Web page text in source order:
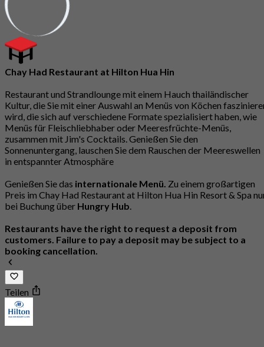
Chay Had Restaurant at Hilton Hua Hin
Restaurant und Strandlounge mit einem Hauch thailändischer
Kultur, die Sie mit einer Auswahl an Menüs von Köchen
wird, die sich auf verschiedene Formate spezialisiert haben, wie
Menüs für Fleischliebhaber oder Meeresfrüchte-Menüs,
zusammen mit Jim's Cocktails. Genießen Sie den
Sonnenuntergang, lauschen Sie dem Rauschen der Meereswellen
in entspannter Atmosphäre
Genießen Sie das internationale Menü. Zu einem großartigen
Preis im Chay Had Restaurant at Hilton Hua Hin Resort & Spa
bei Buchung über Hungry Hub.
Restaurants have the right to request a deposit from
customers. Failure to pay a deposit may be subject to a
booking cancellation.
Teilen